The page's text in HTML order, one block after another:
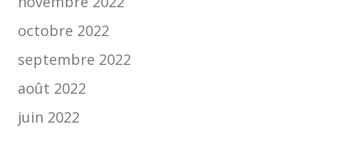
octobre 2022
septembre 2022
août 2022
juin 2022